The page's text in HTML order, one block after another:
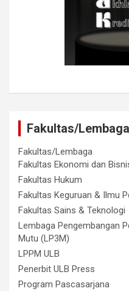
Fakultas/Lembaga
Fakultas/Lembaga
Fakultas Ekonomi dan
Fakultas Hukum
Fakultas Keguruan & Ilmu
Fakultas Sains & Teknologi
Lembaga Pengembangan
Mutu (LP3M)
LPPM ULB
Penerbit ULB Press
Program Pascasarjana